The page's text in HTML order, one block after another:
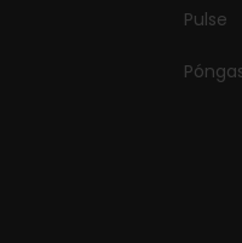
Pulse